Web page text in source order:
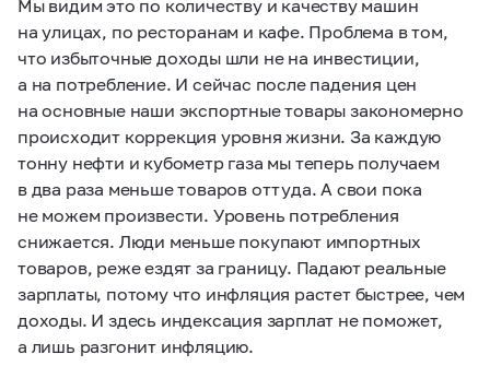
Мы видим это по количеству и качеству машин
на улицах, по ресторанам и кафе. Проблема в том,
что избыточные доходы шли не на инвестиции,
а на потребление. И сейчас после падения цен
на основные наши экспортные товары закономерно
происходит коррекция уровня жизни. За каждую
тонну нефти и кубометр газа мы теперь получаем
в два раза меньше товаров оттуда. А свои пока
не можем произвести. Уровень потребления
снижается. Люди меньше покупают импортных
товаров, реже ездят за границу. Падают реальные
зарплаты, потому что инфляция растет быстрее, чем
доходы. И здесь индексация зарплат не поможет,
а лишь разгонит инфляцию.